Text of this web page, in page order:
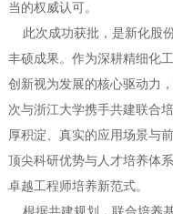
当的权威认可。
此次成功获批，是新化股
丰硕成果。作为深耕精细化
创新视为发展的核心驱动力
次与浙江大学携手共建联合
厚积淀、真实的应用场景与
顶尖科研优势与人才培养体
卓越工程师培养新范式。